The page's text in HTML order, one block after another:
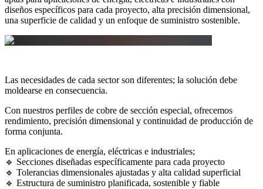
diseños específicos para cada proyecto, alta precisión dimensional,
una superficie de calidad y un enfoque de suministro sostenible.
Las necesidades de cada sector son diferentes; la solución debe
moldearse en consecuencia.
Con nuestros perfiles de cobre de sección especial, ofrecemos
rendimiento, precisión dimensional y continuidad de producción de
forma conjunta.
En aplicaciones de energía, eléctricas e industriales;
🔹 Secciones diseñadas específicamente para cada proyecto
🔹 Tolerancias dimensionales ajustadas y alta calidad superficial
🔹 Estructura de suministro planificada, sostenible y fiable